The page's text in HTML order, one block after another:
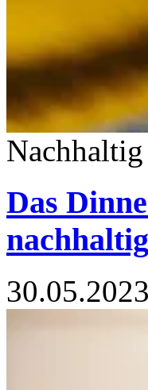
Das
30.05.2023